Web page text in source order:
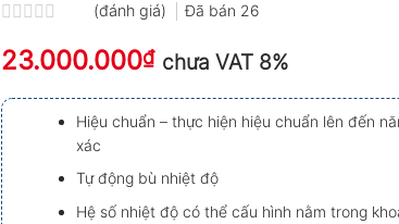
xếp
hạng
5
sao
(đánh giá) Đã bán 26
23.000.000₫ chưa VAT 8%
Hiệu chuẩn – thực hiện hiệu chuẩn lên đến
xác
Tự động bù nhiệt độ
Hệ số nhiệt độ có thể cấu hình nằm trong